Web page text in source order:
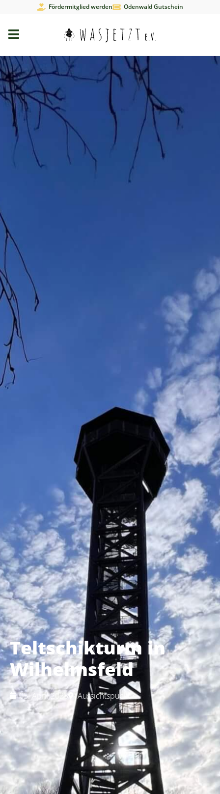
Fördermitglied werden Odenwald Gutschein
Teltschikturm in
Wilhelmsfeld
05. April 2023 Aussichtspunkt